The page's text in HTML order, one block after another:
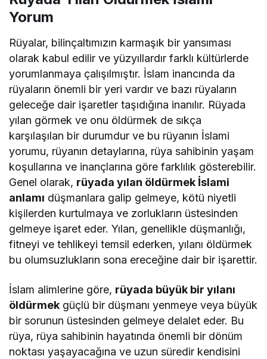
Yorum
Rüyalar, bilinçaltımızın karmaşık bir yansıması
olarak kabul edilir ve yüzyıllardır farklı kültürlerde
yorumlanmaya çalışılmıştır. İslam inancında da
rüyaların önemli bir yeri vardır ve bazı rüyaların
geleceğe dair işaretler taşıdığına inanılır. Rüyada
yılan görmek ve onu öldürmek de sıkça
karşılaşılan bir durumdur ve bu rüyanın İslami
yorumu, rüyanın detaylarına, rüya sahibinin yaşam
koşullarına ve inançlarına göre farklılık gösterebilir.
Genel olarak, rüyada yılan öldürmek İslami
anlamı düşmanlara galip gelmeye, kötü niyetli
kişilerden kurtulmaya ve zorlukların üstesinden
gelmeye işaret eder. Yılan, genellikle düşmanlığı,
fitneyi ve tehlikeyi temsil ederken, yılanı öldürmek
bu olumsuzlukların sona ereceğine dair bir işarettir.
İslam alimlerine göre, rüyada büyük bir yılanı
öldürmek güçlü bir düşmanı yenmeye veya büyük
bir sorunun üstesinden gelmeye delalet eder. Bu
rüya, rüya sahibinin hayatında önemli bir dönüm
noktası yaşayacağına ve uzun süredir kendisini